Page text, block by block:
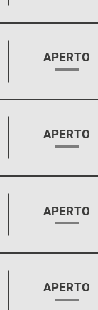
STAGIONE:
APERTO
STAGIONE:
APERTO
STAGIONE:
APERTO
STAGIONE:
APERTO